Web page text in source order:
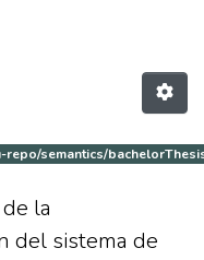
repo/semantics/
la
del sistema de